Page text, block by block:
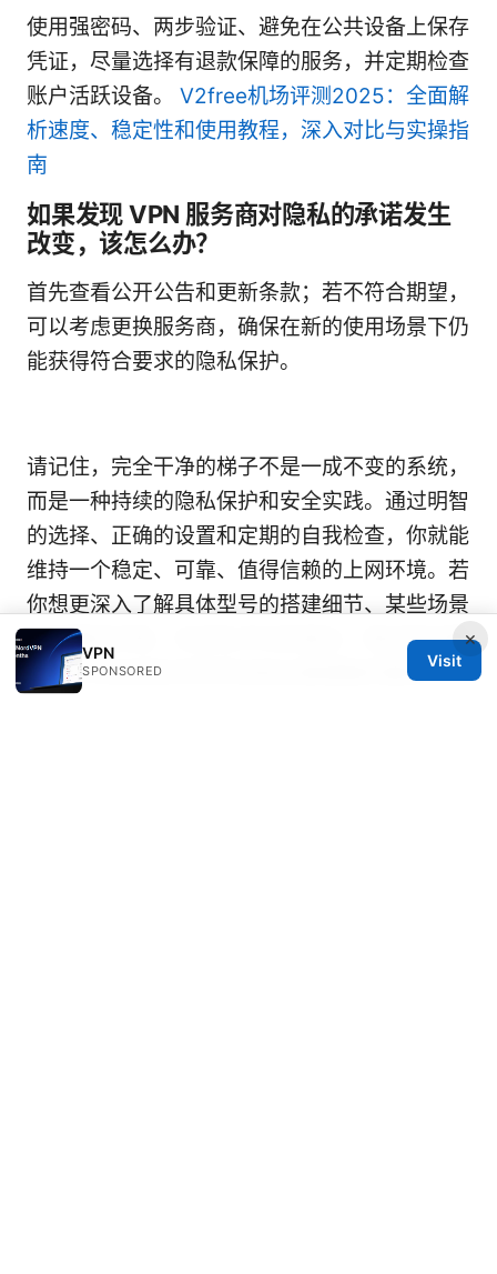
使用强密码、两步验证、避免在公共设备上保存
凭证，尽量选择有退款保障的服务，并定期检查
账户活跃设备。 V2free机场评测2025：全面解
析速度、稳定性和使用教程，深入对比与实操指
南
如果发现 VPN 服务商对隐私的承诺发生
改变，该怎么办？
首先查看公开公告和更新条款；若不符合期望，
可以考虑更换服务商，确保在新的使用场景下仍
能获得符合要求的隐私保护。
请记住，完全干净的梯子不是一成不变的系统，
而是一种持续的隐私保护和安全实践。通过明智
的选择、正确的设置和定期的自我检查，你就能
维持一个稳定、可靠、值得信赖的上网环境。若
你想更深入了解具体型号的搭建细节、某些场景
下的最佳实践，欢迎在评论区留言，我会结合最
新的市场动态和实际测试给出更细致的建议。
×
VPN
SPONSORED
Visit